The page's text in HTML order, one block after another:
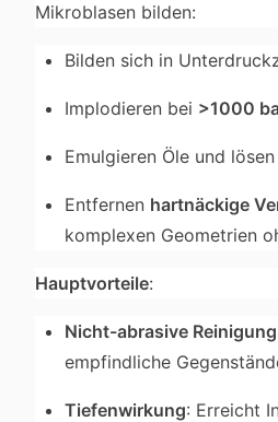
Mikroblasen bilden:
Bilden sich in
Implodieren bei >1000
Emulgieren Öle und
Entfernen hartnäckige
komplexen Geometrien
Hauptvorteile:
Nicht-abrasive Reinigung
empfindliche
Tiefenwirkung: Erreicht